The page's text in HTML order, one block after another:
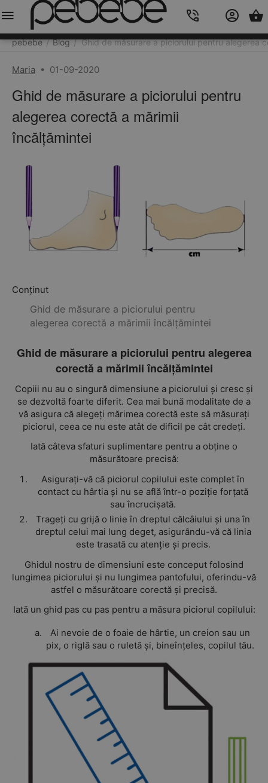
pebebe / Blog / Ghid de măsurare a piciorului pentru alegerea
Maria • 01-09-2020
Ghid de măsurare a piciorului pentru
alegerea corectă a mărimii
încălțămintei
Conținut
Ghid de măsurare a piciorului pentru
alegerea corectă a mărimii încălțămintei
Ghid de măsurare a piciorului pentru alegerea
corectă a mărimii încălțămintei
Copiii nu au o singură dimensiune a piciorului și cresc și
se dezvoltă foarte diferit. Cea mai bună modalitate de a
vă asigura că alegeți mărimea corectă este să măsurați
piciorul, ceea ce nu este atât de dificil pe cât credeți.
Iată câteva sfaturi suplimentare pentru a obține o
măsurătoare precisă:
Asigurați-vă că piciorul copilului este complet în
contact cu hârtia și nu se află într-o poziție forțată
sau încrucișată.
Trageți cu grijă o linie în dreptul călcâiului și una în
dreptul celui mai lung deget, asigurându-vă că linia
este trasată cu atenție și precis.
Ghidul nostru de dimensiuni este conceput folosind
lungimea piciorului și nu lungimea pantofului, oferindu-vă
astfel o măsurătoare corectă și precisă.
Iată un ghid pas cu pas pentru a măsura piciorul copilului:
Ai nevoie de o foaie de hârtie, un creion sau un
pix, o riglă sau o ruletă și, bineînțeles, copilul tău.
Meniu Caută Cos